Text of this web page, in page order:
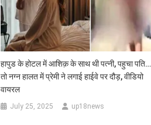
हापुड के होटल में आशिक़ के साथ थी पत्नी, पहुचा पति…
तो नग्न हालत में प्रेमी ने लगाई हाईवे पर दौड़, वीडियो
वायरल
July 25, 2025 up18news